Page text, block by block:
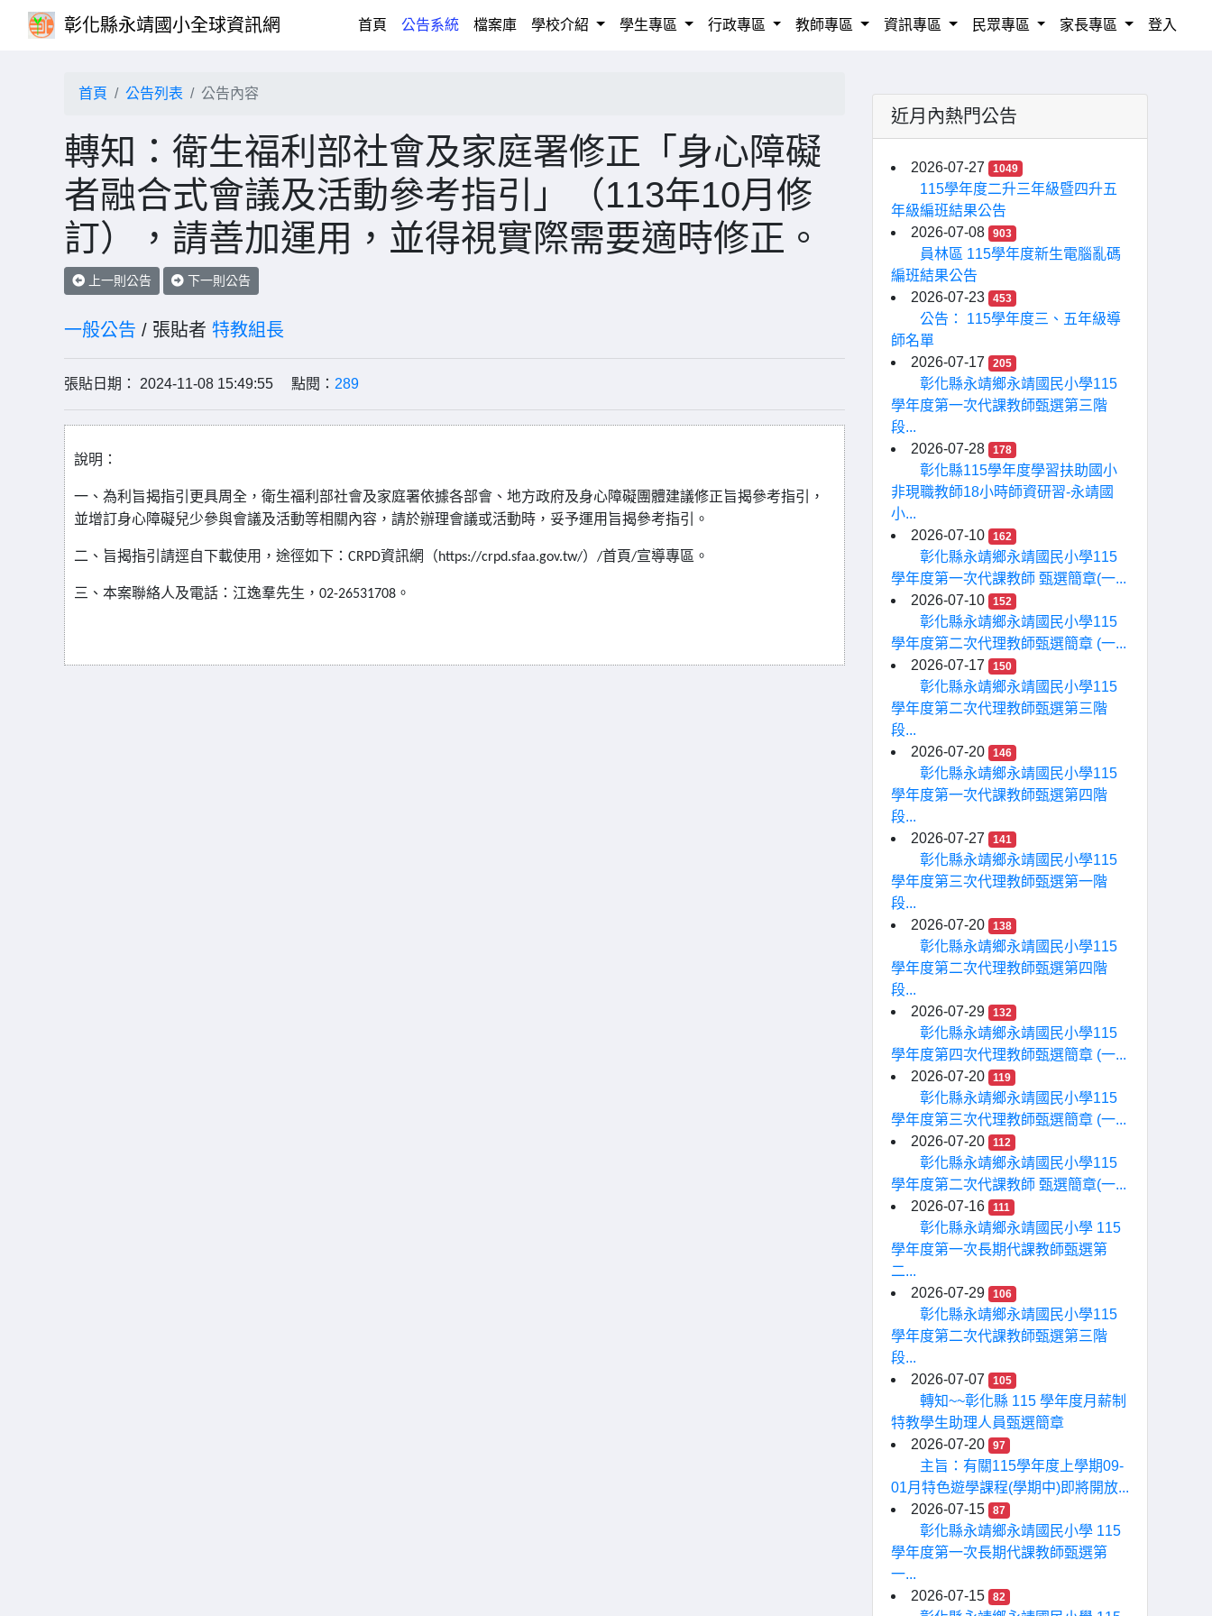
彰化縣永靖國小全球資訊網 首頁 (current)
公告系統 檔案庫 學校介紹 學生專區 行政專區 教師專區 資訊專區 民眾專區 家長專區 登入
首頁 公告列表 公告內容
轉知：衛生福利部社會及家庭署修正「身心障礙
者融合式會議及活動參考指引」（113年10月修
訂），請善加運用，並得視實際需要適時修正。
上一則公告 下一則公告
一般公告 / 張貼者 特教組長
張貼日期： 2024-11-08 15:49:55 點閱： 289
說明：
一、為利旨揭指引更具周全，衛生福利部社會及家庭署依據各部會、地方政府及身心障礙團體建議修正旨揭參考指引，
並增訂身心障礙兒少參與會議及活動等相關內容，請於辦理會議或活動時，妥予運用旨揭參考指引。
二、旨揭指引請逕自下載使用，途徑如下： CRPD資訊網（https://crpd.sfaa.gov.tw/） /首頁/宣導專區。
三、本案聯絡人及電話：江逸羣先生， 02-26531708 。
近月內熱門公告
2026-07-27 1049
115學年度二升三年級暨四升五
年級編班結果公告
2026-07-08
903
員林區 115學年度新生電腦亂碼
編班結果公告
2026-07-23
453
公告： 115學年度三、五年級導
師名單
2026-07-17
205
彰化縣永靖鄉永靖國民小學115
學年度第一次代課教師甄選第三階
段...
2026-07-28
178
彰化縣115學年度學習扶助國小
非現職教師18小時師資研習-永靖國
小...
2026-07-10
162
彰化縣永靖鄉永靖國民小學115
學年度第一次代課教師 甄選簡章(一...
2026-07-10
152
彰化縣永靖鄉永靖國民小學115
學年度第二次代理教師甄選簡章 (一...
2026-07-17
150
彰化縣永靖鄉永靖國民小學115
學年度第二次代理教師甄選第三階
段...
2026-07-20
146
彰化縣永靖鄉永靖國民小學115
學年度第一次代課教師甄選第四階
段...
2026-07-27
141
彰化縣永靖鄉永靖國民小學115
學年度第三次代理教師甄選第一階
段...
2026-07-20
138
彰化縣永靖鄉永靖國民小學115
學年度第二次代理教師甄選第四階
段...
2026-07-29
132
彰化縣永靖鄉永靖國民小學115
學年度第四次代理教師甄選簡章 (一...
2026-07-20
119
彰化縣永靖鄉永靖國民小學115
學年度第三次代理教師甄選簡章 (一...
2026-07-20
112
彰化縣永靖鄉永靖國民小學115
學年度第二次代課教師 甄選簡章(一...
2026-07-16
111
彰化縣永靖鄉永靖國民小學 115
學年度第一次長期代課教師甄選第
二...
2026-07-29
106
彰化縣永靖鄉永靖國民小學115
學年度第二次代課教師甄選第三階
段...
2026-07-07
105
轉知~~彰化縣 115 學年度月薪制
特教學生助理人員甄選簡章
2026-07-20
97
主旨：有關115學年度上學期09-
01月特色遊學課程(學期中)即將開放...
2026-07-15
87
彰化縣永靖鄉永靖國民小學 115
學年度第一次長期代課教師甄選第
一...
2026-07-15
82